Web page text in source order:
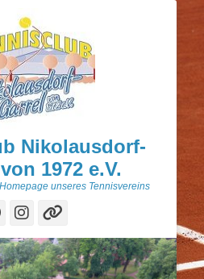
Nikolausdorf-
1972 e.V.
unseres Tennisvereins
Facebook
Instagram
Verknüpfung